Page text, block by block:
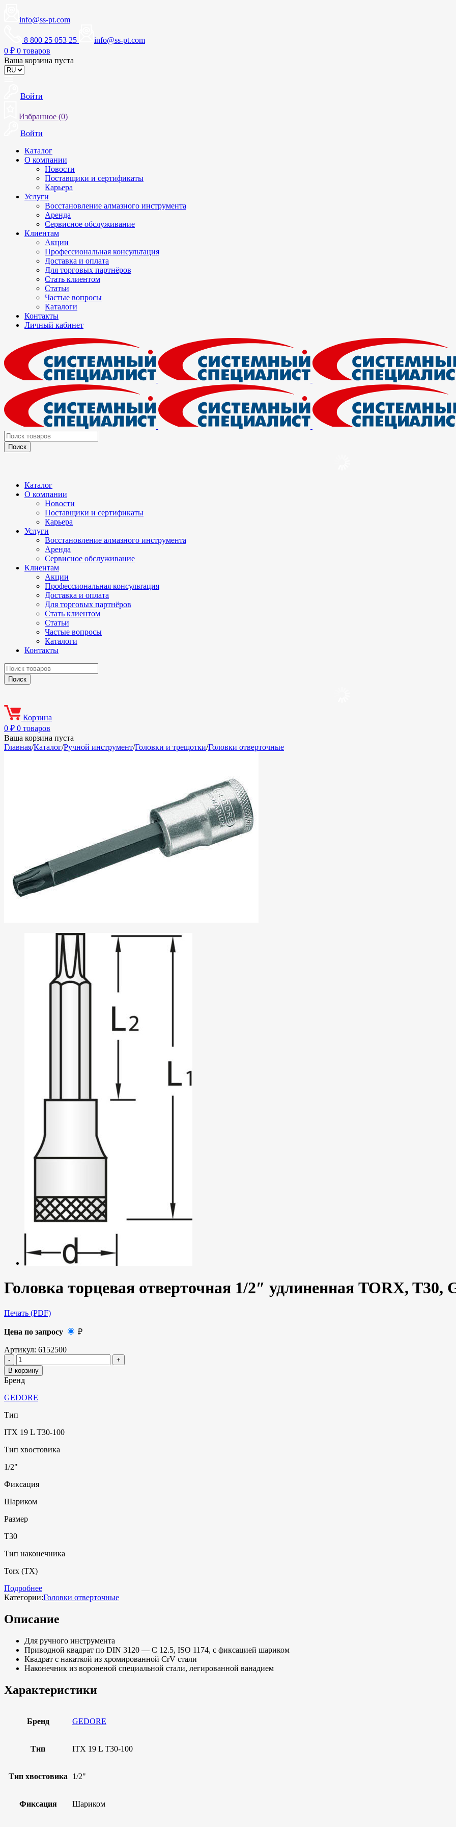
info@ss-pt.com
8 800 25 053 25
info@ss-pt.com
0 ₽ 0 товаров
Ваша корзина пуста
Войти
Избранное (0)
Войти
Каталог
О компании
Новости
Поставщики и сертификаты
Карьера
Услуги
Восстановление алмазного инструмента
Аренда
Сервисное обслуживание
Клиентам
Акции
Профессиональная консультация
Доставка и оплата
Для торговых партнёров
Стать клиентом
Статьи
Частые вопросы
Каталоги
Контакты
Личный кабинет
Каталог
О компании
Новости
Поставщики и сертификаты
Карьера
Услуги
Восстановление алмазного инструмента
Аренда
Сервисное обслуживание
Клиентам
Акции
Профессиональная консультация
Доставка и оплата
Для торговых партнёров
Стать клиентом
Статьи
Частые вопросы
Каталоги
Контакты
Корзина
0 ₽ 0 товаров
Ваша корзина пуста
Главная/Каталог/Ручной инструмент/Головки и трещотки/Головки отверточные
Головка торцевая отверточная 1/2″ удлиненная TORX, T30,
Печать (PDF)
Цена по запросу ₽
Артикул: 6152500
В корзину
Бренд
GEDORE
Тип
ITX 19 L T30-100
Тип хвостовика
1/2"
Фиксация
Шариком
Размер
T30
Тип наконечника
Torx (TX)
Подробнее
Категории:Головки отверточные
Описание
Для ручного инструмента
Приводной квадрат по DIN 3120 — C 12.5, ISO 1174, с фиксацией шариком
Квадрат с накаткой из хромированной CrV стали
Наконечник из вороненой специальной стали, легированной ванадием
Характеристики
Бренд GEDORE
Тип ITX 19 L T30-100
Тип хвостовика 1/2"
Фиксация Шариком